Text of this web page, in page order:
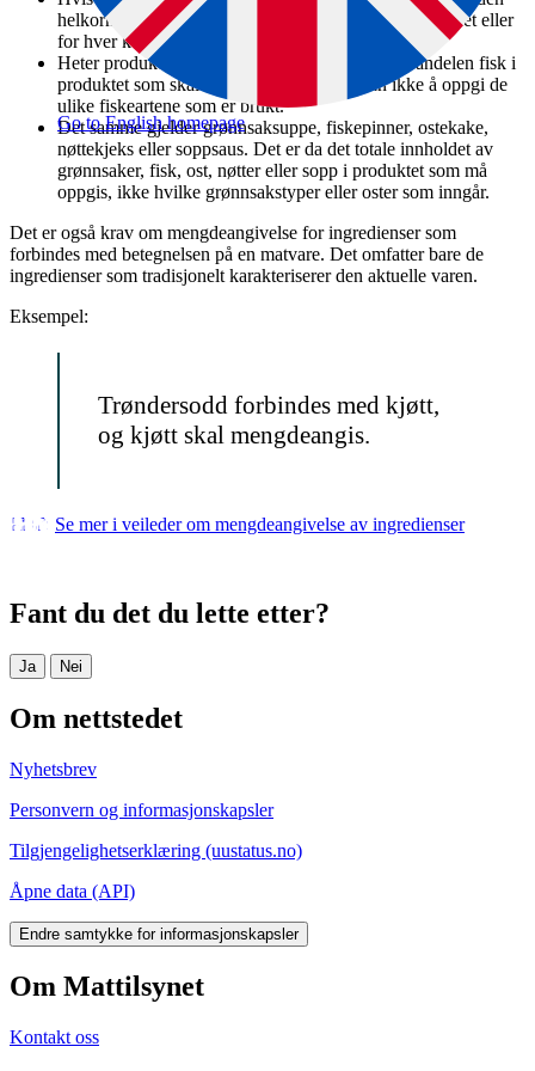
Go to English homepage
helkorn fra flere kornsorter, skal % helkorn angis samlet eller
for hver kornsort.
Heter produktet «Fiskekaker», er det den totale andelen fisk i
produktet som skal oppgis. Her trenger man ikke å oppgi de
ulike fiskeartene som er brukt.
Det samme gjelder grønnsaksuppe, fiskepinner, ostekake,
nøttekjeks eller soppsaus. Det er da det totale innholdet av
grønnsaker, fisk, ost, nøtter eller sopp i produktet som må
oppgis, ikke hvilke grønnsakstyper eller oster som inngår.
Det er også krav om mengdeangivelse for ingredienser som
forbindes med betegnelsen på en matvare. Det omfatter bare de
ingredienser som tradisjonelt karakteriserer den aktuelle varen.
Eksempel:
Trøndersodd forbindes med kjøtt,
og kjøtt skal mengdeangis.
Se mer i veileder om mengdeangivelse av ingredienser
Fant du det du lette etter?
Ja Nei
Om nettstedet
Nyhetsbrev
Personvern og informasjonskapsler
Tilgjengelighetserklæring (uustatus.no)
Åpne data (API)
Endre samtykke for informasjonskapsler
Om Mattilsynet
Kontakt oss